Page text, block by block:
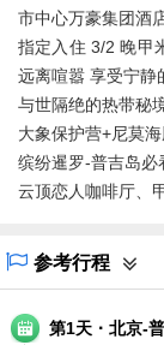
市中心万豪集团酒
指定入住 3/2 晚甲
远离喧嚣 享受宁静
与世隔绝的热带秘
大象保护营+尼莫
缤纷暹罗-普吉岛必
云顶恋人咖啡厅、
参考行程
第1天 · 北京-